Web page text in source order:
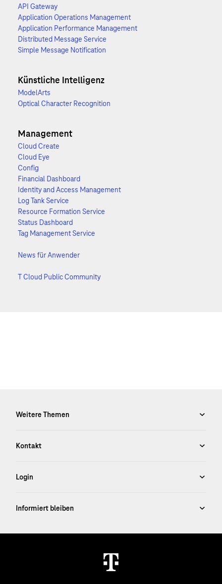
API Gateway
Application Operations Management
Application Performance Management
Distributed Message Service
Simple Message Notification
Künstliche Intelligenz
ModelArts
Optical Character Recognition
Management
Cloud Create
Cloud Eye
Config
Financial Dashboard
Identity and Access Management
Log Tank Service
Resource Formation Service
Status Dashboard
Tag Management Service
News für Anwender
T Cloud Public Community